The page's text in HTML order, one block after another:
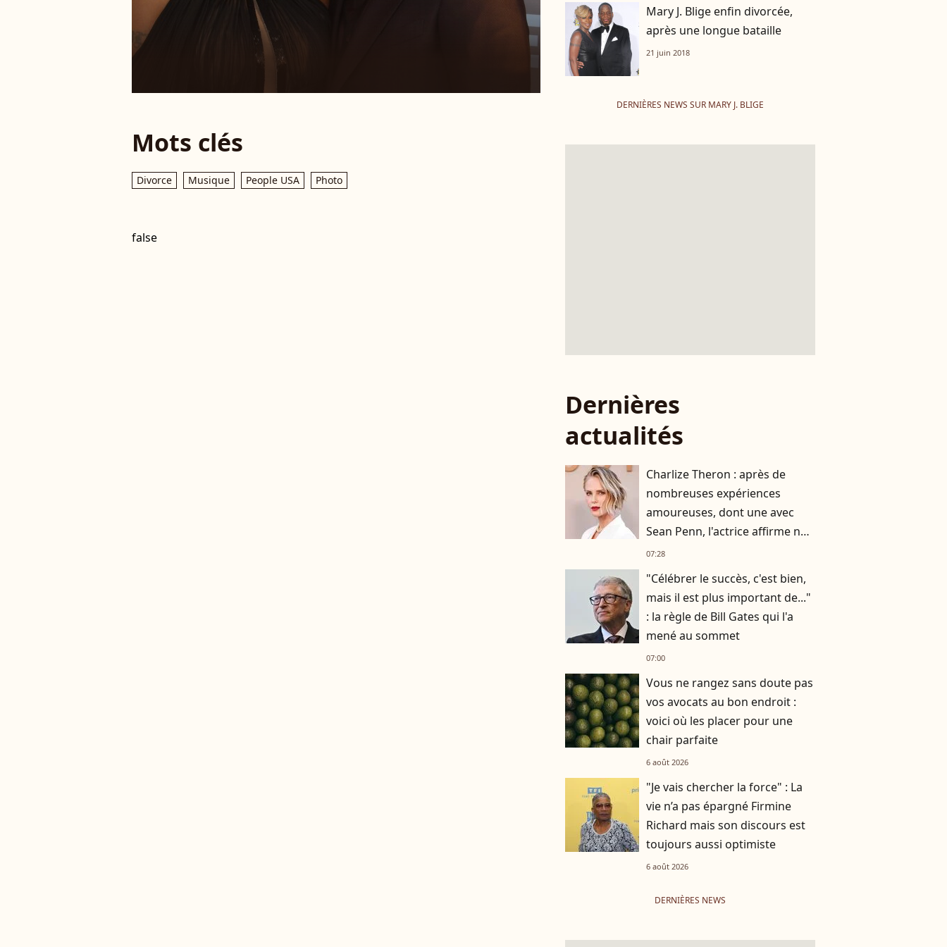
Mots clés
Divorce Musique People USA Photo
false
Mary J. Blige enfin divorcée,
après une longue bataille
21 juin 2018
DERNIÈRES NEWS SUR MARY J. BLIGE
Dernières
actualités
Charlize Theron : après de
nombreuses expériences
amoureuses, dont une avec
Sean Penn, l'actrice affirme ne
plus vouloir "vivre avec
07:28
"Célébrer le succès, c'est bien,
mais il est plus important de..."
: la règle de Bill Gates qui l'a
mené au sommet
07:00
Vous ne rangez sans doute pas
vos avocats au bon endroit :
voici où les placer pour une
chair parfaite
6 août 2026
"Je vais chercher la force" : La
vie n’a pas épargné Firmine
Richard mais son discours est
toujours aussi optimiste
6 août 2026
DERNIÈRES NEWS